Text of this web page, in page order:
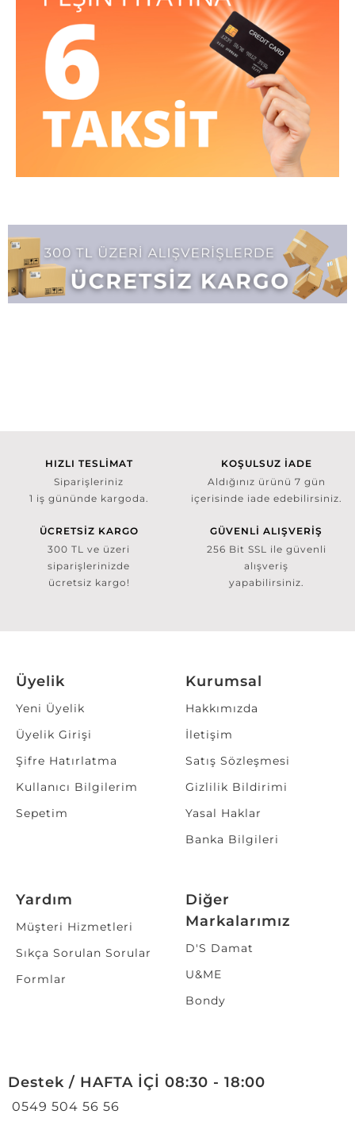
HIZLI TESLİMAT
Siparişleriniz
1 iş gününde kargoda.
KOŞULSUZ İADE
Aldığınız ürünü 7 gün
içerisinde iade edebilirsiniz.
ÜCRETSİZ KARGO
300 TL ve üzeri
siparişlerinizde
ücretsiz kargo!
GÜVENLİ ALIŞVERİŞ
256 Bit SSL ile güvenli
alışveriş
yapabilirsiniz.
Üyelik
Yeni Üyelik
Üyelik Girişi
Şifre Hatırlatma
Kullanıcı Bilgilerim
Sepetim
Kurumsal
Hakkımızda
İletişim
Satış Sözleşmesi
Gizlilik Bildirimi
Yasal Haklar
Banka Bilgileri
Yardım
Müşteri Hizmetleri
Sıkça Sorulan Sorular
Formlar
Diğer
Markalarımız
D'S Damat
U&ME
Bondy
Destek / HAFTA İÇİ 08:30 - 18:00
0549 504 56 56